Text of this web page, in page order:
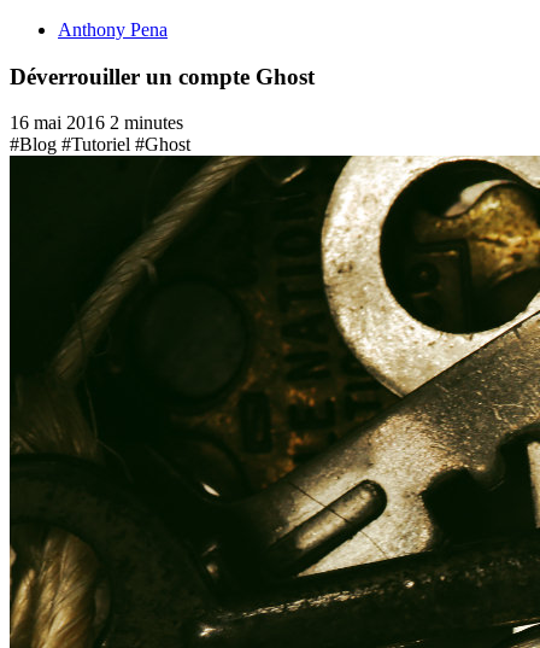
Anthony Pena
Déverrouiller un compte Ghost
16 mai 2016 2 minutes
#Blog #Tutoriel #Ghost